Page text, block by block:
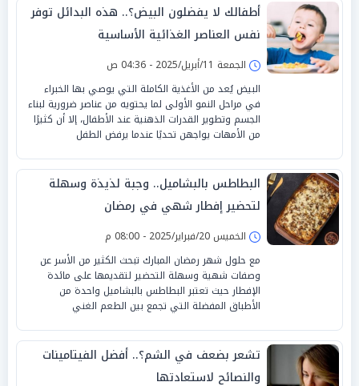
أطفالك لا يفضلون البيض؟.. هذه البدائل توفر
نفس العناصر الغذائية الأساسية
الجمعة 11/أبريل/2025 - 04:36 ص
البيض يُعد من الأغذية الكاملة التي يوصي بها الخبراء
في مراحل النمو الأولى لما يحتويه من عناصر ضرورية لبناء
الجسم وتطوير القدرات الذهنية عند الأطفال، إلا أن كثيرًا
من الأمهات يواجهن تحديًا عندما يرفض الطفل
البطاطس بالبشاميل.. وجبة لذيذة وسهلة
لتحضير إفطار شهي في رمضان
الخميس 20/فبراير/2025 - 08:00 م
مع حلول شهر رمضان المبارك تبحث الكثير من الأسر عن
وصفات شهية وسهلة التحضير لتقديمها على مائدة
الإفطار حيث تعتبر البطاطس بالبشاميل واحدة من
الأطباق المفضلة التي تجمع بين الطعم الغني
تشعر بضعف في الشم؟.. أفضل الفيتامينات
والنصائح لاستعادتها